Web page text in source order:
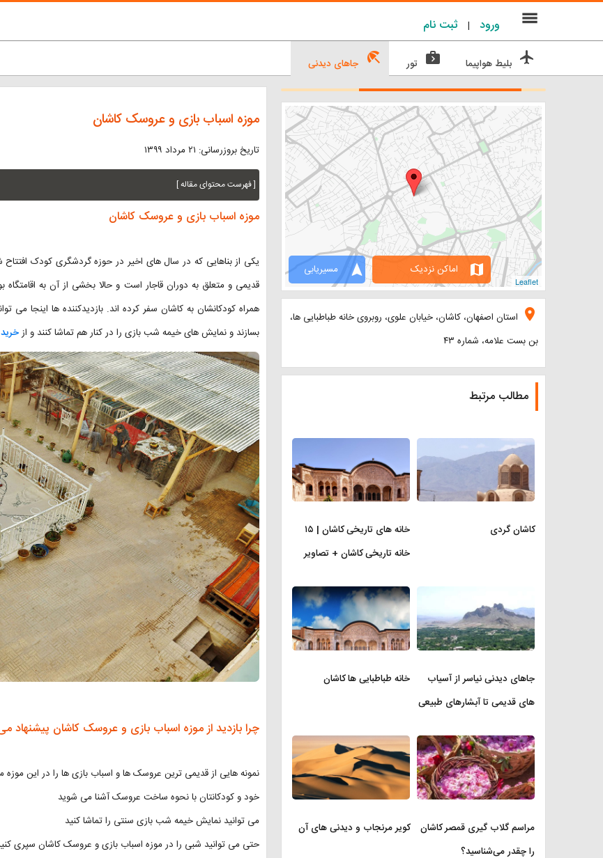
ثبت نام | ورود menu
flight بلیط هواپیما next_week تور beach_access جاهای دیدنی
موزه اسباب بازی و عروسک کاشان
تاریخ بروزرسانی: ۲۱ مرداد ۱۳۹۹
[ فهرست محتوای مقاله ]
موزه اسباب بازی و عروسک کاشان
یکی از بناهایی که در سال های اخیر در حوزه گردشگری کودک
قدیمی و متعلق به دوران قاجار است و حالا بخشی از آن به
همراه کودکانشان به کاشان سفر کرده اند. بازدیدکننده ها اینجا می
بسازند و نمایش های خیمه شب بازی را در کنار هم تماشا کنند و از
چرا بازدید از موزه اسباب بازی و عروسک کاشان پیشنهاد
نمونه هایی از قدیمی ترین عروسک ها و اسباب بازی ها را در این موزه
خود و کودکانتان با نحوه ساخت عروسک آشنا می شوید
می توانید نمایش خیمه شب بازی سنتی را تماشا کنید
حتی می توانید شبی را در موزه اسباب بازی و عروسک کاشان سپری
Leaflet
navigation مسیریابی map اماکن نزدیک
location_on استان اصفهان، کاشان، خیابان علوی، روبروی خانه طباطبایی ها،
بن بست علامه، شماره ۴۳
مطالب مرتبط
کاشان گردی
خانه های تاریخی کاشان | ۱۵
خانه تاریخی کاشان + تصاویر
جاهای دیدنی نیاسر از آسیاب
های قدیمی تا آبشارهای طبیعی
خانه طباطبایی ها کاشان
مراسم گلاب گیری قمصر کاشان
را چقدر می‌شناسید؟
کویر مرنجاب و دیدنی های آن